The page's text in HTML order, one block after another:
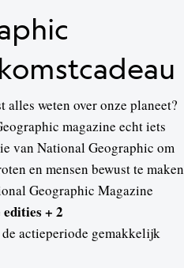
weten over onze planeet?
magazine echt iets
van National Geographic om
en mensen bewust te maken
Geographic Magazine
+ 2
actieperiode gemakkelijk